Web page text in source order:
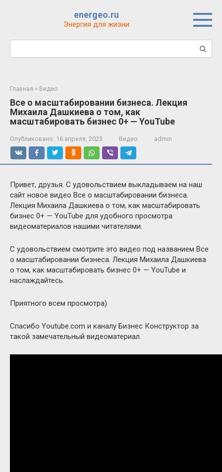
energeo.ru
Энергия для жизни
Поиск:
Главная » Видео
Все о масштабировании бизнеса. Лекция
Михаила Дашкиева о том, как
масштабировать бизнес 0+ — YouTube
Опубликовано: 16 апреля, 2023 Видео admin
Привет, друзья. С удовольствием выкладываем на наш
сайт новое видео Все о масштабировании бизнеса.
Лекция Михаила Дашкиева о том, как масштабировать
бизнес 0+ — YouTube для удобного просмотра
видеоматериалов нашими читателями.
С удовольствием смотрите это видео под названием Все
о масштабировании бизнеса. Лекция Михаила Дашкиева
о том, как масштабировать бизнес 0+ — YouTube и
наслаждайтесь.
Приятного всем просмотра)
Спасибо Youtube.com и каналу Бизнес Конструктор за
такой замечательный видеоматериал.